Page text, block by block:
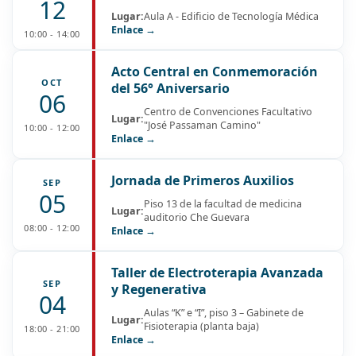
12
10:00 - 14:00
Lugar:Aula A - Edificio de Tecnología Médica
Enlace →
OCT
06
10:00 - 12:00
Acto Central en Conmemoración
del 56° Aniversario
Lugar:Centro de Convenciones Facultativo
"José Passaman Camino"
Enlace →
SEP
05
08:00 - 12:00
Jornada de Primeros Auxilios
Lugar:Piso 13 de la facultad de medicina
auditorio Che Guevara
Enlace →
SEP
04
18:00 - 21:00
Taller de Electroterapia Avanzada
y Regenerativa
Lugar:Aulas “K” e “I”, piso 3 – Gabinete de
Fisioterapia (planta baja)
Enlace →